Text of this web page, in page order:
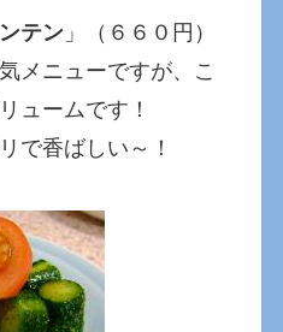
テン 」（６６０円）
メニューですが、こ
ュームです！
で香ばしい～！